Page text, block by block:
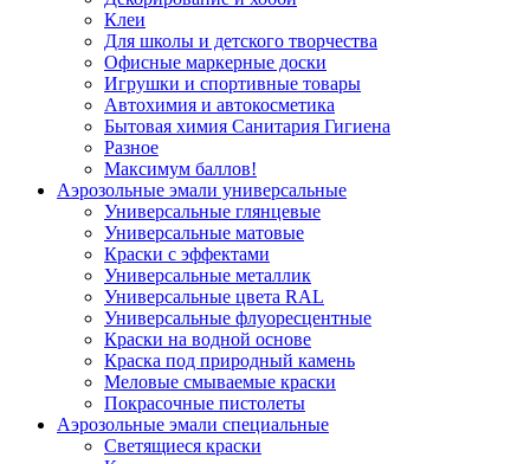
Клеи
Для школы и детского творчества
Офисные маркерные доски
Игрушки и спортивные товары
Автохимия и автокосметика
Бытовая химия Санитария Гигиена
Разное
Максимум баллов!
Аэрозольные эмали универсальные
Универсальные глянцевые
Универсальные матовые
Краски с эффектами
Универсальные металлик
Универсальные цвета RAL
Универсальные флуоресцентные
Краски на водной основе
Краска под природный камень
Меловые смываемые краски
Покрасочные пистолеты
Аэрозольные эмали специальные
Светящиеся краски